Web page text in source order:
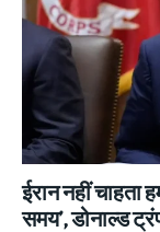
ईरान नहीं
समय’, डोनाल्ड